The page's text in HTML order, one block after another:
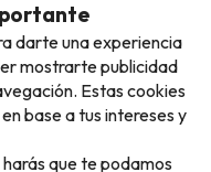
Viajes Para Ti S.L.U.
viajes a la nieve en
de hoteles con más
disponibles para
el mundo.
darte una experiencia
mostrarte publicidad
Estas cookies
base a tus intereses y
que te podamos